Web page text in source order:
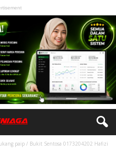
paip / Bukit Sentosa 0173204202 Hafizi